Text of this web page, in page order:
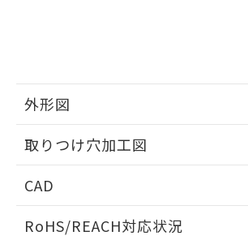
外形図
取りつけ穴加工図
CAD
ドすることができます。
RoHS/REACH対応状況
していることから、特段のことが
り、2022年1月12日より割愛して
す。